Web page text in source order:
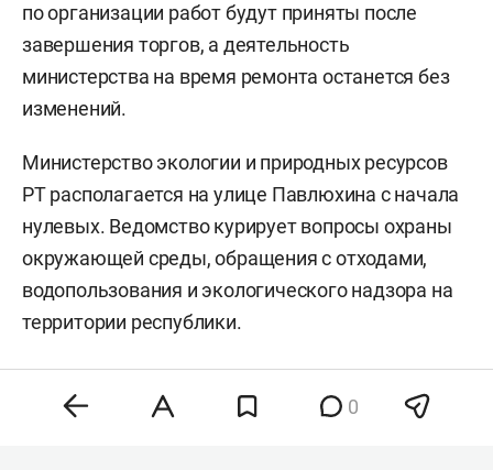
по организации работ будут приняты после
завершения торгов, а деятельность
министерства на время ремонта останется без
изменений.
Министерство экологии и природных ресурсов
РТ располагается на улице Павлюхина с начала
нулевых. Ведомство курирует вопросы охраны
окружающей среды, обращения с отходами,
водопользования и экологического надзора на
территории республики.
0